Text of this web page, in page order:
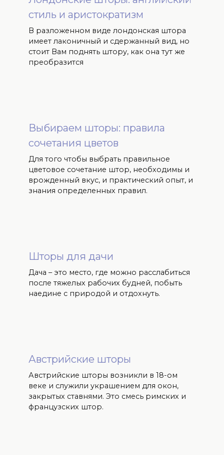
стиль и аристократизм
В разложенном виде лондонская штора
имеет лаконичный и сдержанный вид, но
стоит Вам поднять штору, как она тут же
преобразится
Выбираем шторы: правила
сочетания цветов
Для того чтобы выбрать правильное
цветовое сочетание штор, необходимы и
врожденный вкус, и практический опыт, и
знания определенных правил.
Шторы для дачи
Дача – это место, где можно расслабиться
после тяжелых рабочих будней, побыть
наедине с природой и отдохнуть.
Австрийские шторы
Австрийские шторы возникли в 18-ом
веке и служили украшением для окон,
закрытых ставнями. Это смесь римских и
французских штор.